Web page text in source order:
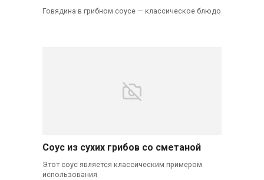
Говядина в грибном соусе — классическое блюдо
Соус из сухих грибов со сметаной
Этот соус является классическим примером
использования